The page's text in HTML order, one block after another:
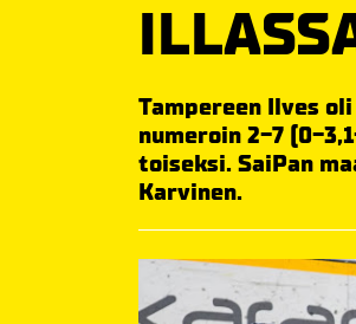
Tampereen Ilves
numeroin 2-7 (0-
toiseksi. SaiPan
Karvinen.